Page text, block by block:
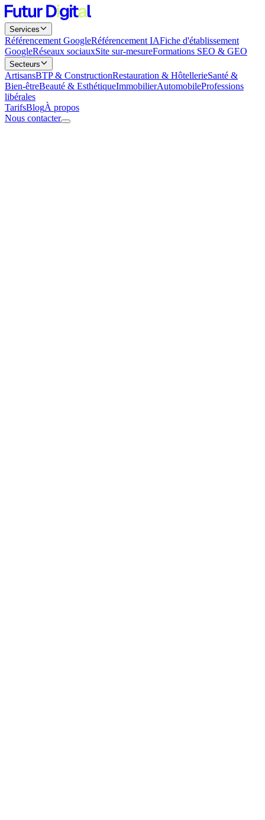
Services
Référencement GoogleRéférencement IAFiche d'établissement
GoogleRéseaux sociauxSite sur-mesureFormations SEO & GEO
Secteurs
ArtisansBTP & ConstructionRestauration & HôtellerieSanté &
Bien-êtreBeauté & EsthétiqueImmobilierAutomobileProfessions
libérales
TarifsBlogÀ propos
Nous contacter